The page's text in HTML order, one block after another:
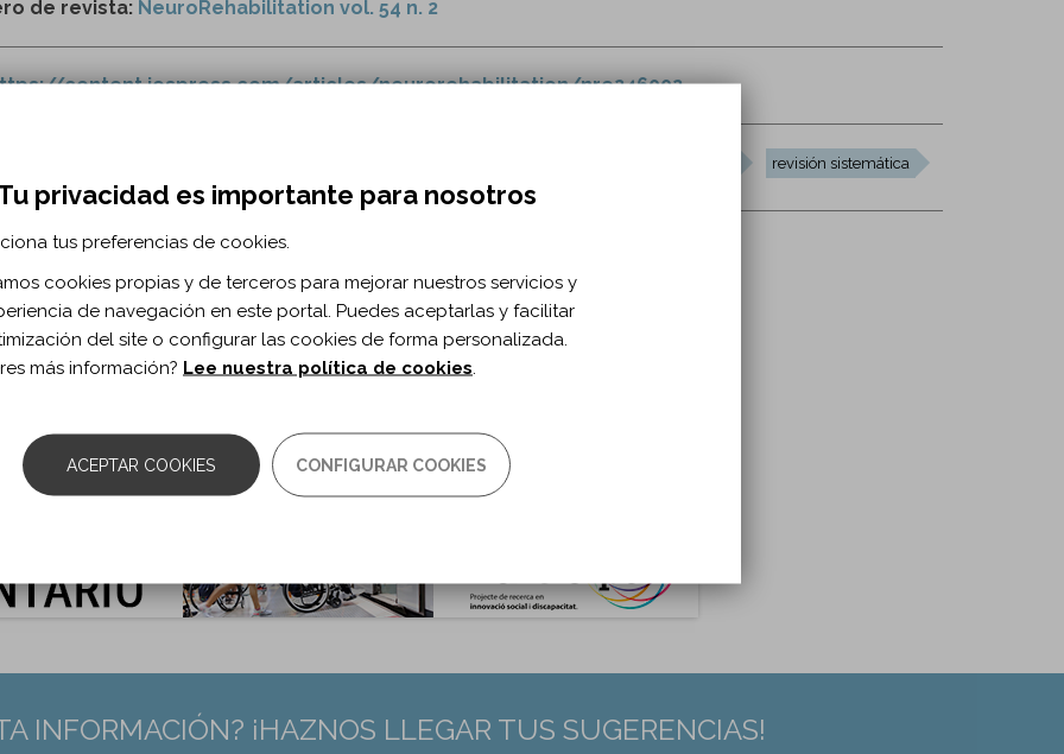
de revista: NeuroRehabilitation vol. 54 n. 2
content.iospress.com/articles/neurorehabilitation/nre246002
revisión sistemática
BIBLIOGRÁFICA
2024
2024;54(2)
documento: Artículo
documento:Inglés
10.3233/NRE-246002
38427507
INFORMACIÓN? ¡HAZNOS LLEGAR TUS SUGERENCIAS!
privacidad es importante para nosotros
tus preferencias de cookies.
cookies propias y de terceros para mejorar nuestros servicios y
de navegación en este portal. Puedes aceptarlas y facilitar
del site o configurar las cookies de forma personalizada.
más información? Lee nuestra política de cookies
ACEPTAR COOKIES CONFIGURAR COOKIES